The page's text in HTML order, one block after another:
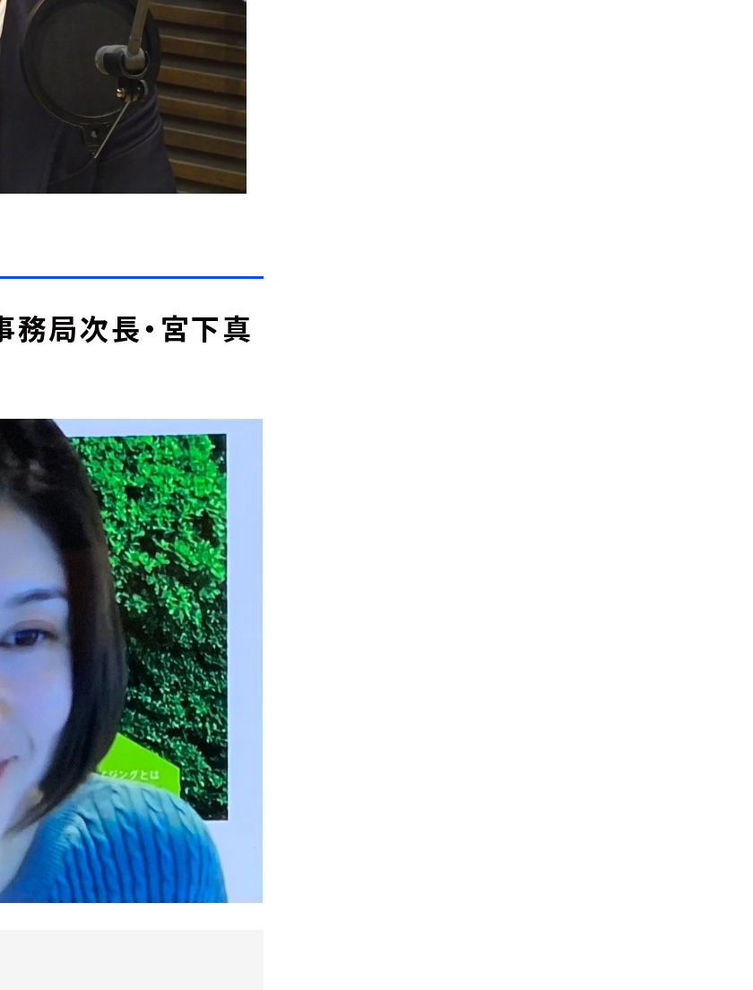
局次長・宮下真